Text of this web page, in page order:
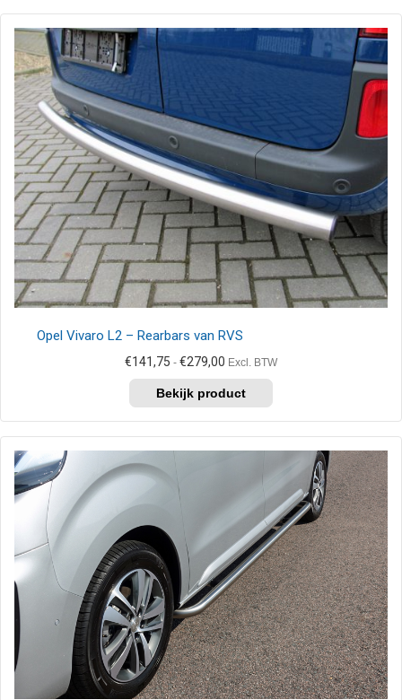
Opel Vivaro L2 – Rearbars van RVS
€141,75 - €279,00 Prijsklasse:
tot
€279,00
Excl. BTW
product
heeft
meerdere
gekozen
worden
op
de
productpagina